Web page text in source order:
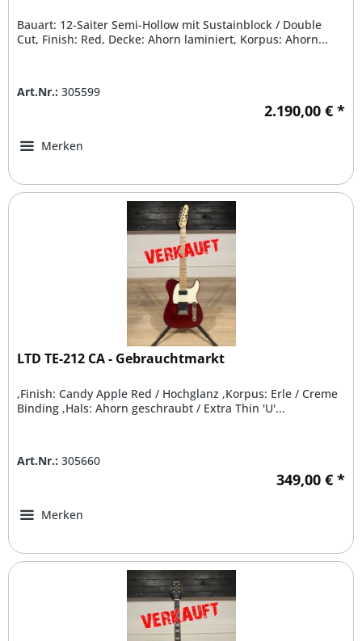
Bauart: 12-Saiter Semi-Hollow mit Sustainblock / Double
Cut, Finish: Red, Decke: Ahorn laminiert, Korpus: Ahorn...
Art.Nr.: 305599
2.190,00 € *
Merken
LTD TE-212 CA - Gebrauchtmarkt
,Finish: Candy Apple Red / Hochglanz ,Korpus: Erle / Creme
Binding ,Hals: Ahorn geschraubt / Extra Thin 'U'...
Art.Nr.: 305660
349,00 € *
Merken